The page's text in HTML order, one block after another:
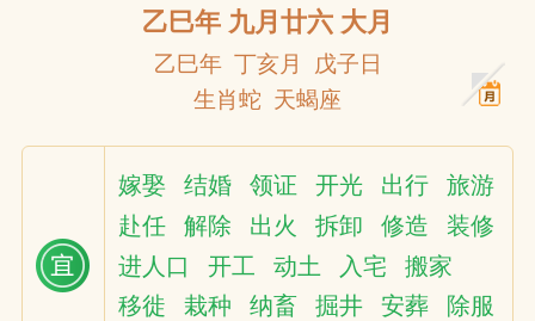
网
乙巳年 九月廿六 大月
乙巳年 丁亥月 戊子日
生肖蛇 天蝎座
嫁娶 结婚 领证 开光 出行
旅游
赴任
解除 出火 拆卸 修造
装修
进人口
开工 动土 入宅
搬家
移徙
栽种 纳畜 掘井 安葬
除服